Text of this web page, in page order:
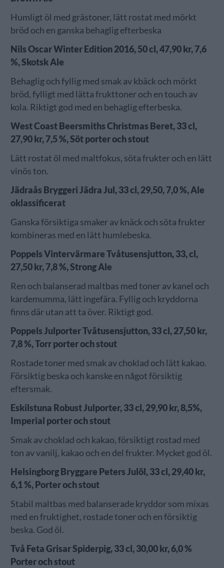
Humligt öl med grästoner, lätt rostat med mörkt
bröd och en ganska behaglig efterbeska
Nils Oscar Winter Edition 2016, 50 cl, 47,90 kr, 7,6
%, Skotsk Ale
Behaglig och fyllig med smak av kbäck och mörkt
bröd, fylligt med lätta frukttoner och en touch av
kola. Riktigt god med en behaglig efterbeska.
West Coast Beersmiths Christmas Beret, 33 cl,
27,90 kr, 7,5 %, Söt porter och stout
Lätt rostat öl med maltfokus, söta frukter och en lätt
vinös ton.
Jädraås Bryggeri Jädra Jul, 33 cl, 29,50, 7,0 %, Ale
oklassificerat
Ganska försiktiga smaker av knäck och söta frukter
kombineras med en lätt humlebeska.
Poppels Vintervärmare Tvåtusensjutton, 33, cl,
27,50 kr, 7,8 %, Strong Ale
Ren och balanserad maltbas med toner av kanel och
kardemumma, lätt ingefära. Fyllig och kryddorna
finns där utan att ta över. Riktigt god.
Poppels Julporter Tvåtusensjutton, 33 cl, 27,50 kr,
7,8 %, Torr porter och stout
Rostade toner med smak av choklad och lätt kakao.
Försiktig beska och kanske en något försiktig
eftersmak.
Eskilstuna Robust Julporter, 33 cl, 29,90 kr, 8,5%,
Imperial porter och stout
Smak av choklad och kakao, försiktigt rostad med
ton av vanilj, kakao och en del frukter. Mycket god öl.
Helsingborg Bryggare Peters Julöl, 33 cl, 29,40 kr,
6,1 %, Porter och stout
Stabil maltbas med balanserade kryddor som mixas
med en fruktighet, rostade toner och en försiktig
beska. God öl.
Två Feta Grisar Spiderpig, 33 cl, 30,00 kr, 6,0 %
Porter och stout